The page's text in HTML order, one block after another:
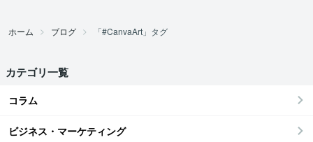
ホーム ブログ 「#CanvaArt」タグ
カテゴリ一覧
コラム
ビジネス・マーケティング